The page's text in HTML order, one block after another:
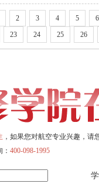
2 3 4 5 6
23 24 25 26
，如果您对航空专业兴趣，
400-098-1995